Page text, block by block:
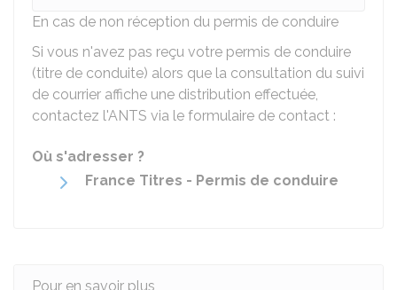
En cas de non réception du permis de conduire
Si vous n'avez pas reçu votre permis de conduire
(titre de conduite) alors que la consultation du suivi
de courrier affiche une distribution effectuée,
contactez l'ANTS via le formulaire de contact :
Où s'adresser ?
France Titres - Permis de conduire
Pour en savoir plus